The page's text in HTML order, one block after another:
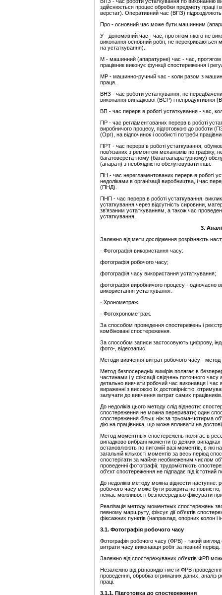
здійснюється процес обробки предмету праці
верстат). Оперативний час (ВПЗ)
Про - основний час може бути машинним
У - допоміжний час - час, протягом якого не
виконання основний робіт, не
на устаткування).
М - машинний (апаратурне) час - час, протягом
працівник виконує функції спостереження і
МР - машинно-ручний час - коли разом з
праця.
ВНЗ - час роботи устаткування, не
виконання випадкової (ВСР) і непродуктивної
ВП - час перерв в роботі устаткування - час,
ПР - час регламентованих перерв в роботі
виробничого процесу, підготовкою до роботи
(Орг), на відпочинок і особисті потреби
ПРТ - час перерв в роботі устаткування,
пов'язаних з ремонтом механізмів по графіку,
багатоверстатному (багатоапаратурному)
(апараті) з необхідністю обслуговувати інші.
ПН - час нерегламентованих перерв в роботі
недоліками в організації виробництва, і час
(ПНД).
ПНП - час перерв в роботі устаткування,
устаткування через відсутність сировини,
зв'язаним устаткуванням, а також час
устаткування.
3.
Залежно від мети дослідження розрізняють
· Фотографія використання часу:
фотографія робочого часу;
фотографія часу використання устаткування;
фотографія виробничого процесу - одночасно
використання устаткування.
· Хронометраж.
· Фотохронометраж.
За способом проведення спостережень і
комбіновані спостереження.
За способом записи застосовують цифрову,
фото-, відеозапис.
Методи вивчення витрат робочого часу -
Метод безпосередніх вимірів полягає в
частинами і у фіксації свідчень поточного
детально вивчати робочий час виконавця і
вираженні з високою їх достовірністю,
залучати до вивчення витрат самих працівників.
До недоліків цього методу слід віднести:
спостереження не можна переривати; один
спостереження більш ніж за трьома-чотирма
дію на працівника, що може впливати на
Метод моментных спостережень полягає в
випадково вибрані моменти (в деяких
встановлюють по питомій вазі моментів, в які
загальній кількості моментів за весь період
спостерігати за майже необмеженим числом
проведенні фотографії; трудомісткість
об'єкт спостереження не підпадає під істотний
До недоліків методу можна віднести наступне:
робочого часу може бути розкрита не повністю;
немає можливості безпосередньо фіксувати
Реалізація методу моментных спостережень
певному маршруту, фіксує дії об'єктів
фіксажних пунктів (наприклад, опорних колон і
3.1. Фотографія робочого часу
Фотографія робочого часу (ФРВ) - такий
витрати часу виконавця робіт за певний
Залежно від спостережуваних об'єктів ФРВ
Незалежно від різновидів і мети ФРВ
проведення, обробка отриманих даних, аналіз
праці.
3.1.1. Підготовка до спостереження